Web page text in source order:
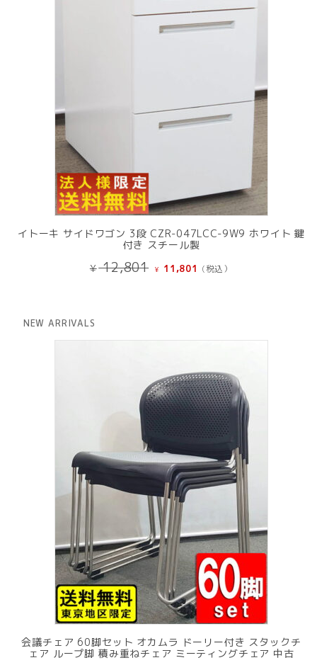
イトーキ サイドワゴン 3段 CZR-047LCC-9W9 ホワイト 鍵
付き スチール製
¥12,801
元
た。
¥ 11,801 現
す。
(税込）
NEW ARRIVALS
会議チェア 60脚セット オカムラ ドーリー付き スタックチ
ェア ループ脚 積み重ねチェア ミーティングチェア 中古